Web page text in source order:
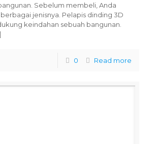
Sebelum membeli, Anda
jenisnya. Pelapis dinding 3D
keindahan sebuah bangunan.
0 Read more